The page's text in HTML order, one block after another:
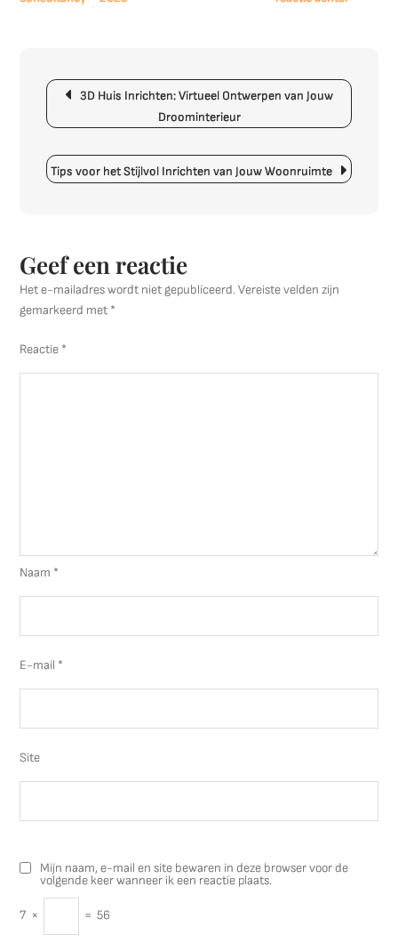
Stijlvolle
van
Berichtnavigatie
3D Huis Inrichten: Virtueel Ontwerpen van Jouw
Droominterieur
Tips voor het Stijlvol Inrichten van Jouw Woonruimte
Geef een reactie
Het e-mailadres wordt niet gepubliceerd. Vereiste velden zijn
gemarkeerd met *
Reactie *
Naam *
E-mail *
Site
Mijn naam, e-mail en site bewaren in deze browser voor de
volgende keer wanneer ik een reactie plaats.
7 × = 56